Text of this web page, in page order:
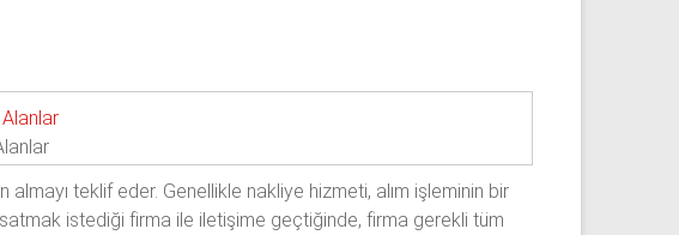
teklif eder. Genellikle nakliye hizmeti, alım işleminin bir
istediği firma ile iletişime geçtiğinde, firma gerekli tüm